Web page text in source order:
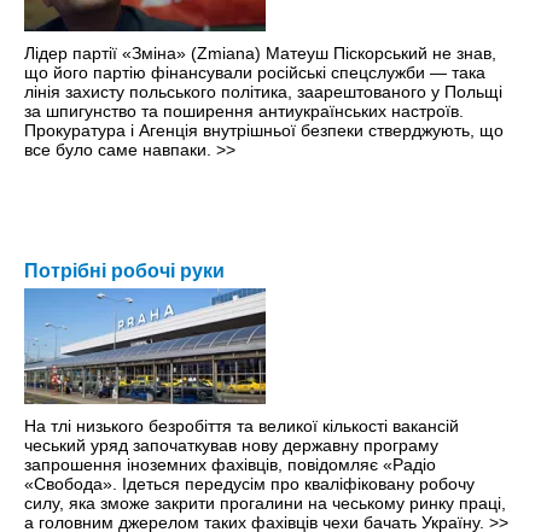
Лідер партії «Зміна» (Zmiana) Матеуш Піскорський не знав,
що його партію фінансували російські спецслужби — така
лінія захисту польського політика, заарештованого у Польщі
за шпигунство та поширення антиукраїнських настроїв.
Прокуратура і Агенція внутрішньої безпеки стверджують, що
все було саме навпаки. >>
Потрібні робочі руки
На тлі низького безробіття та великої кількості вакансій
чеський уряд започаткував нову державну програму
запрошення іноземних фахівців, повідомляє «Радіо
«Свобода». Ідеться передусім про кваліфіковану робочу
силу, яка зможе закрити прогалини на чеському ринку праці,
а головним джерелом таких фахівців чехи бачать Україну. >>